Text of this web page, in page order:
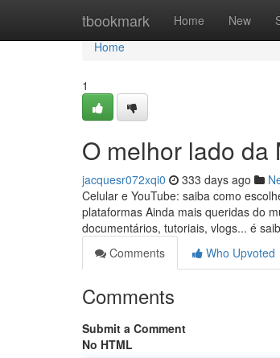
tbookmark Home New
Home
Home
1
O melhor lado da
jacquesr072xqi0 333 days ago
Celular e YouTube: saiba como
plataformas Ainda mais queridas do
documentários, tutoriais, vlogs... é
Comments
Who Upvoted
Comments
Submit a Comment
No HTML